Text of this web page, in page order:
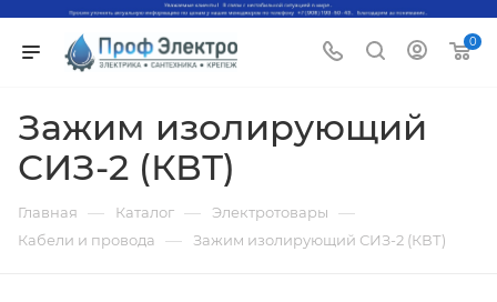
0
Зажим изолирующий
СИЗ-2 (КВТ)
Главная — Каталог — Электротовары —
Кабели и провода — Зажим изолирующий СИЗ-2 (КВТ)